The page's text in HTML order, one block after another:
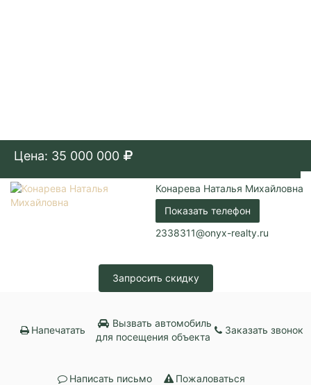
Цена: 35 000 000
Конарева Наталья Михайловна
Показать телефон
2338311@onyx-realty.ru
Запросить скидку
Напечатать
Вызвать автомобиль
для посещения объекта
Заказать звонок
Написать письмо Пожаловаться